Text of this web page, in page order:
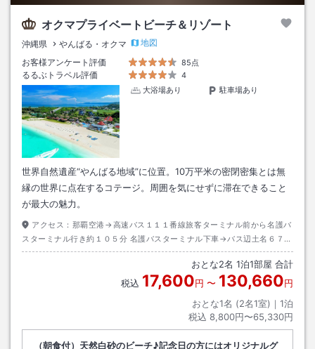
オクマプライベートビーチ＆リゾート
沖縄県 やんばる・オクマ
地図
お客様アンケート評価
85点
るるぶトラベル評価
4
大浴場あり
駐車場あり
世界自然遺産“やんばる地域”に位置。10万平米の密閉密集とは無
縁の世界に点在するコテージ。周囲を気にせずに滞在できること
が最大の魅力。
アクセス： 那覇空港→高速バス１１１番線旅客ターミナル前から名護バ
スターミナル行き約１０５分 名護バスターミナル下車→バス辺土名６７番
線辺土名バスターミナル行き約６０分 オクマビーチ入口下車→徒歩約２０
おとな2名 1泊1部屋 合計
税込 17,600円 〜 130,660円
おとな1名 (2名1室)｜ 1泊
税込 8,800円〜65,330円
（朝食付）天然白砂のビーチ♪記念日の方にはオリジナルグ